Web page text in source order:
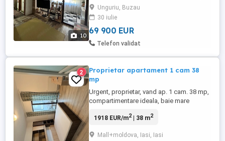
10
utilă de 46 mp, etaj 1 din 1, situat în
Ojasca, într-un bloc tip vilă construit în
2001, cu doar 12 apartamente, ceea ce
oferă liniște, intimitate și confort.
Apartamentul este foarte bine organizat și
Unguriu, Buzau
30 iulie
69 900 EUR
Telefon validat
2
Proprietar apartament 1 cam 38
mp
Urgent, proprietar, vand ap. 1 cam. 38 mp,
compartimentare ideala, baie mare
pastra ordinea lucrurilor si a hainelor din
luminos pe toata lungimea
1918 EUR/m2| 38 m2
Mall+moldova, Iasi, Iasi